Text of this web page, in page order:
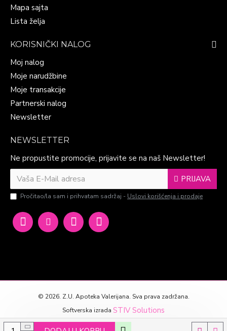
Mapa sajta
Lista želja
KORISNIČKI NALOG
Moj nalog
Moje narudžbine
Moje transakcije
Partnerski nalog
Newsletter
NEWSLETTER
Ne propustite promocije, prijavite se na naš Newsletter!
PRIJAVA
Pročitao/la sam i prihvatam sadržaj - Uslovi korišćenja i prodaje
© 2026. Z.U. Apoteka Valerijana. Sva prava zadržana.
Softverska izrada STIV Solutions